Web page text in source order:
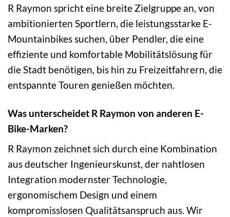
R Raymon spricht eine breite Zielgruppe an, von
ambitionierten Sportlern, die leistungsstarke E-
Mountainbikes suchen, über Pendler, die eine
effiziente und komfortable Mobilitätslösung für
die Stadt benötigen, bis hin zu Freizeitfahrern, die
entspannte Touren genießen möchten.
Was unterscheidet R Raymon von anderen E-
Bike-Marken?
R Raymon zeichnet sich durch eine Kombination
aus deutscher Ingenieurskunst, der nahtlosen
Integration modernster Technologie,
ergonomischem Design und einem
kompromisslosen Qualitätsanspruch aus. Wir